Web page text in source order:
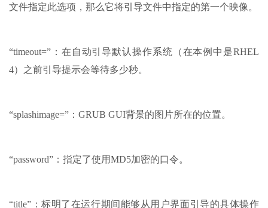
文件指定此选项，那么它将引导文件中指定的第一个映像。
“timeout=”：在自动引导默认操作系统（在本例中是RHEL
4）之前引导提示会等待多少秒。
“splashimage=”：GRUB GUI背景的图片所在的位置。
“password”：指定了使用MD5加密的口令。
“title”：标明了在运行期间能够从用户界面引导的具体操作